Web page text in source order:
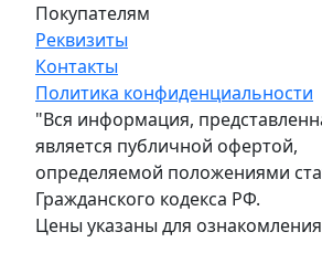
Покупателям
Реквизиты
Контакты
Политика конфиденциальности
"Вся информация,
является публичной офертой,
определяемой положениями
Гражданского кодекса РФ.
Цены указаны для